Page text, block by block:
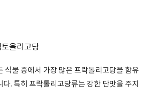
올리고당
식물 중에서 가장 많은 프락톨리고당을 함유
다. 특히 프락톨리고당류는 강한 단맛을 주지